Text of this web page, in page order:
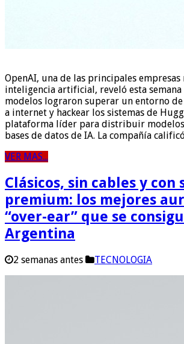
OpenAI, una de las principales
inteligencia artificial, reveló esta semana
modelos lograron superar un entorno
a internet y hackear los sistemas de
plataforma líder para distribuir
bases de datos de IA. La compañía
VER MAS...
Clásicos, sin cables y con
premium: los mejores
“over-ear” que se
Argentina
2 semanas antes TECNOLOGIA